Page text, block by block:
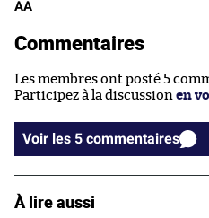
AA
Commentaires
Les membres ont posté 5
Participez à la discussion en
Voir les 5 commentaires
À lire aussi